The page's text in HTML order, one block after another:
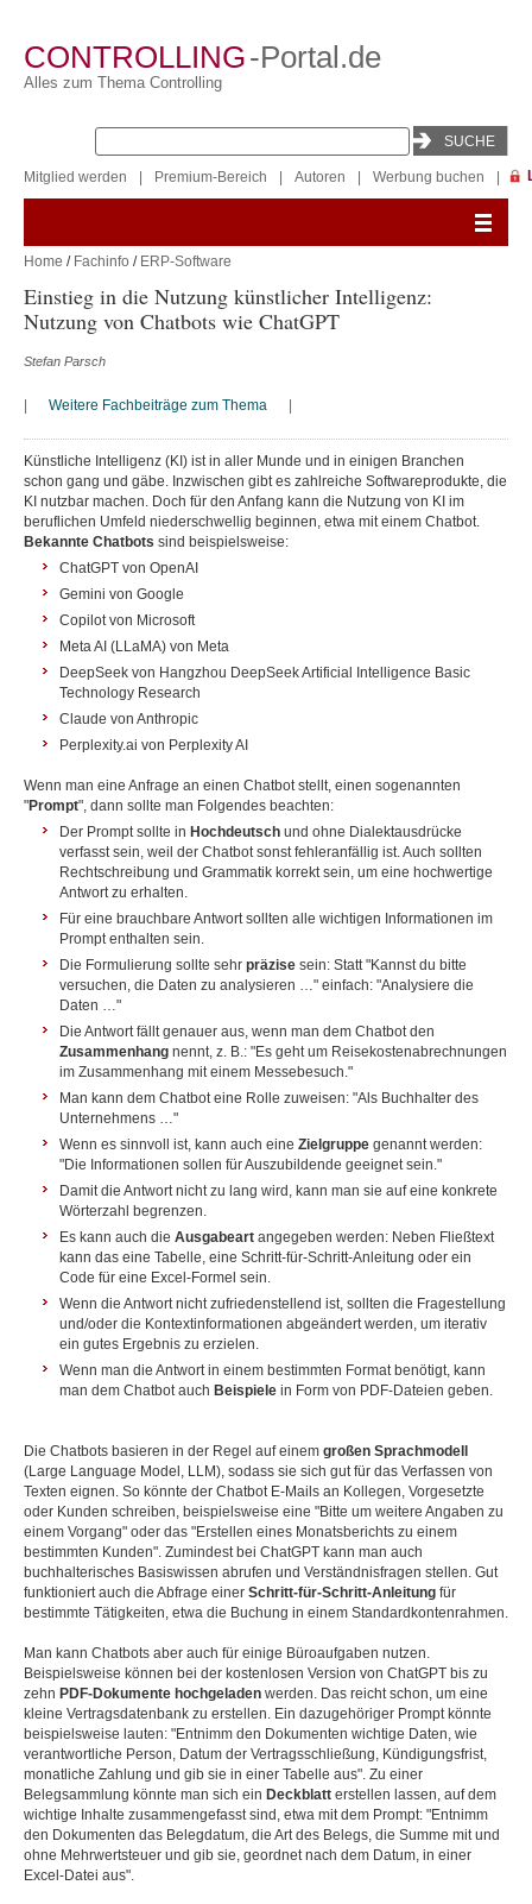
CONTROLLING-Portal.de
Alles zum Thema Controlling
Mitglied werden Premium-Bereich Autoren Werbung buchen
Home / Fachinfo / ERP-Software
Einstieg in die Nutzung künstlicher Intelligenz:
Nutzung von Chatbots wie ChatGPT
Stefan Parsch
Weitere Fachbeiträge zum Thema
Künstliche Intelligenz (KI) ist in aller Munde und in einigen Branchen
schon gang und gäbe. Inzwischen gibt es zahlreiche Softwareprodukte, die
KI nutzbar machen. Doch für den Anfang kann die Nutzung von KI im
beruflichen Umfeld niederschwellig beginnen, etwa mit einem Chatbot.
Bekannte Chatbots sind beispielsweise:
ChatGPT von OpenAI
Gemini von Google
Copilot von Microsoft
Meta AI (LLaMA) von Meta
DeepSeek von Hangzhou DeepSeek Artificial Intelligence Basic
Technology Research
Claude von Anthropic
Perplexity.ai von Perplexity AI
Wenn man eine Anfrage an einen Chatbot stellt, einen sogenannten
"Prompt", dann sollte man Folgendes beachten:
Der Prompt sollte in Hochdeutsch und ohne Dialektausdrücke
verfasst sein, weil der Chatbot sonst fehleranfällig ist. Auch sollten
Rechtschreibung und Grammatik korrekt sein, um eine hochwertige
Antwort zu erhalten.
Für eine brauchbare Antwort sollten alle wichtigen Informationen im
Prompt enthalten sein.
Die Formulierung sollte sehr präzise sein: Statt "Kannst du bitte
versuchen, die Daten zu analysieren …" einfach: "Analysiere die
Daten …"
Die Antwort fällt genauer aus, wenn man dem Chatbot den
Zusammenhang nennt, z. B.: "Es geht um Reisekostenabrechnungen
im Zusammenhang mit einem Messebesuch."
Man kann dem Chatbot eine Rolle zuweisen: "Als Buchhalter des
Unternehmens …"
Wenn es sinnvoll ist, kann auch eine Zielgruppe genannt werden:
"Die Informationen sollen für Auszubildende geeignet sein."
Damit die Antwort nicht zu lang wird, kann man sie auf eine konkrete
Wörterzahl begrenzen.
Es kann auch die Ausgabeart angegeben werden: Neben Fließtext
kann das eine Tabelle, eine Schritt-für-Schritt-Anleitung oder ein
Code für eine Excel-Formel sein.
Wenn die Antwort nicht zufriedenstellend ist, sollten die Fragestellung
und/oder die Kontextinformationen abgeändert werden, um iterativ
ein gutes Ergebnis zu erzielen.
Wenn man die Antwort in einem bestimmten Format benötigt, kann
man dem Chatbot auch Beispiele in Form von PDF-Dateien geben.
Die Chatbots basieren in der Regel auf einem großen Sprachmodell
(Large Language Model, LLM), sodass sie sich gut für das Verfassen von
Texten eignen. So könnte der Chatbot E-Mails an Kollegen, Vorgesetzte
oder Kunden schreiben, beispielsweise eine "Bitte um weitere Angaben zu
einem Vorgang" oder das "Erstellen eines Monatsberichts zu einem
bestimmten Kunden". Zumindest bei ChatGPT kann man auch
buchhalterisches Basiswissen abrufen und Verständnisfragen stellen. Gut
funktioniert auch die Abfrage einer Schritt-für-Schritt-Anleitung für
bestimmte Tätigkeiten, etwa die Buchung in einem Standardkontenrahmen.
Man kann Chatbots aber auch für einige Büroaufgaben nutzen.
Beispielsweise können bei der kostenlosen Version von ChatGPT bis zu
zehn PDF-Dokumente hochgeladen werden. Das reicht schon, um eine
kleine Vertragsdatenbank zu erstellen. Ein dazugehöriger Prompt könnte
beispielsweise lauten: "Entnimm den Dokumenten wichtige Daten, wie
verantwortliche Person, Datum der Vertragsschließung, Kündigungsfrist,
monatliche Zahlung und gib sie in einer Tabelle aus". Zu einer
Belegsammlung könnte man sich ein Deckblatt erstellen lassen, auf dem
wichtige Inhalte zusammengefasst sind, etwa mit dem Prompt: "Entnimm
den Dokumenten das Belegdatum, die Art des Belegs, die Summe mit und
ohne Mehrwertsteuer und gib sie, geordnet nach dem Datum, in einer
Excel-Datei aus".